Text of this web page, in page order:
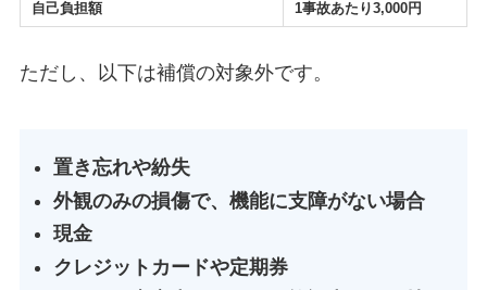
自己負担額 1事故あたり3,000円
ただし、以下は補償の対象外です。
置き忘れや紛失
外観のみの損傷で、機能に支障がない場合
現金
クレジットカードや定期券